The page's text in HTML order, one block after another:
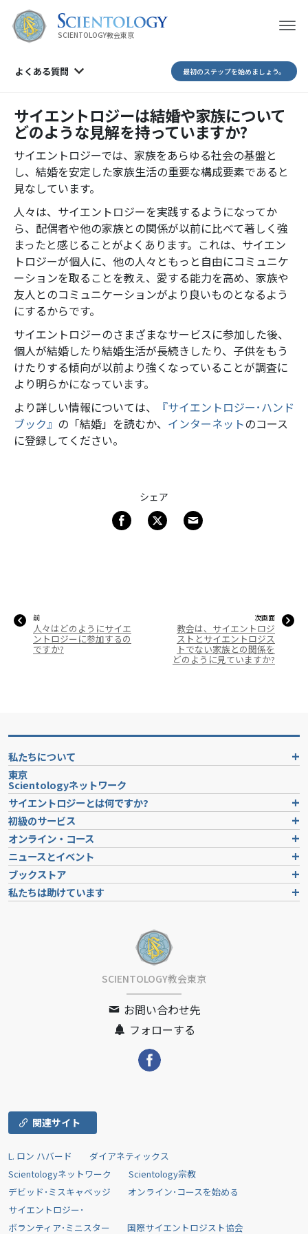
SCIENTOLOGY教会東京
よくある質問 最初のステップを始めましょう。
サイエントロジーは結婚や家族について
どのような見解を持っていますか?
サイエントロジーでは、家族をあらゆる社会の基盤と
し、結婚を安定した家族生活の重要な構成要素であると
見なしています。
人々は、サイエントロジーを実践するようになってか
ら、配偶者や他の家族との関係が以前に比べて著しく強
まったと感じることがよくあります。これは、サイエン
トロジーが個人に、他の人々ともっと自由にコミュニケ
ーションを取ることを教え、愛する能力を高め、家族や
友人とのコミュニケーションがより良いものとなるよう
にするからです。
サイエントロジーのさまざまなサービスに参加した後、
個人が結婚したり結婚生活が長続きしたり、子供をもう
けたりする傾向が以前より強くなっていることが調査に
より明らかになっています。
より詳しい情報については、
『サイエントロジー･ハンド
ブック』 の「結婚」 を読むか、 インターネットのコース
に登録してください。
シェア
前
人々はどのようにサイエ
ントロジーに参加するの
ですか?
次画面
教会は、サイエントロジ
ストとサイエントロジス
トでない家族との関係を
どのように見ていますか?
私たちについて
東京
Scientologyネットワーク
サイエントロジーとは何ですか?
初級のサービス
オンライン・コース
ニュースとイベント
ブックストア
私たちは助けています
SCIENTOLOGY教会東京
お問い合わせ先
フォローする
関連サイト
L. ロン ハバード
ダイアネティックス
Scientologyネットワーク
Scientology宗教
デビッド･ミスキャベッジ
オンライン･コースを始める
サイエントロジー･
ボランティア･ミニスター
国際サイエントロジスト協会